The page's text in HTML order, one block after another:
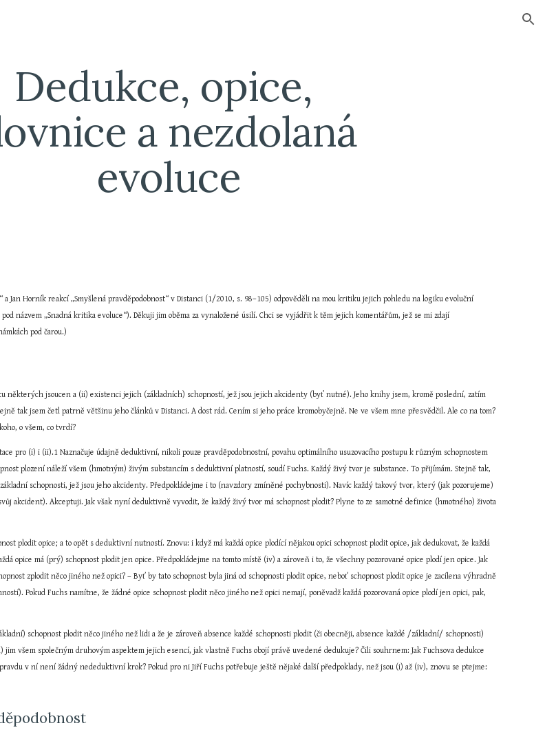
Dedukce, opice,
a nezdolaná
evoluce
a Jan Horník reakcí „Smyšlená pravděpodobnost“ v Distanci (1/2010, s. 98–105) odpověděli na mou kritiku jejich pohledu na logiku evoluční
názvem „Snadná kritika evoluce“). Děkuji jim oběma za vynaložené úsilí. Chci se vyjádřit k těm jejich komentářům, jež se mi zdají
pod čarou.)
některých jsoucen a (ii) existenci jejich (základních) schopností, jež jsou jejich akcidenty (byť nutné). Jeho knihy jsem, kromě poslední, zatím
tak jsem četl patrně většinu jeho článků v Distanci. A dost rád. Cením si jeho práce kromobyčejně. Ne ve všem mne přesvědčil. Ale co na tom?
o všem, co tvrdí?
pro (i) i (ii).1 Naznačuje údajně deduktivní, nikoli pouze pravděpodobnostní, povahu optimálního usuzovacího postupu k různým schopnostem
plození náleží všem (hmotným) živým substancím s deduktivní platností, soudí Fuchs. Každý živý tvor je substance. To přijímám. Stejně tak,
schopnosti, jež jsou jeho akcidenty. Předpokládejme i to (navzdory zmíněné pochybnosti). Navíc každý takový tvor, který (jak pozorujeme)
akcident). Akceptuji. Jak však nyní deduktivně vyvodit, že každý živý tvor má schopnost plodit? Plyne to ze samotné definice (hmotného) života
plodit opice; a to opět s deduktivní nutností. Znovu: i když má každá opice plodící nějakou opici schopnost plodit opice, jak dedukovat, že každá
opice má (prý) schopnost plodit jen opice. Předpokládejme na tomto místě (iv) a zároveň i to, že všechny pozorované opice plodí jen opice. Jak
zplodit něco jiného než opici? – Byť by tato schopnost byla jiná od schopnosti plodit opice, neboť schopnost plodit opice je zacílena výhradně
Pokud Fuchs namítne, že žádné opice schopnost plodit něco jiného než opici nemají, poněvadž každá pozorovaná opice plodí jen opici, pak,
schopnost plodit něco jiného než lidi a že je zároveň absence každé schopnosti plodit (či obecněji, absence každé /základní/ schopnosti)
jim všem společným druhovým aspektem jejich esencí, jak vlastně Fuchs obojí právě uvedené dedukuje? Čili souhrnem: Jak Fuchsova dedukce
v ní není žádný nededuktivní krok? Pokud pro ni Jiří Fuchs potřebuje ještě nějaké další předpoklady, než jsou (i) až (iv), znovu se ptejme: